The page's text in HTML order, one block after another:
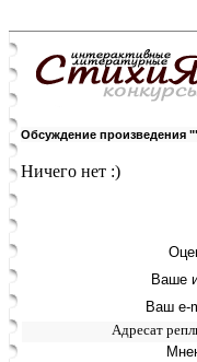
Обсуждение произведения "
Ничего нет :)
Ваше
Ваш e-
Адресат